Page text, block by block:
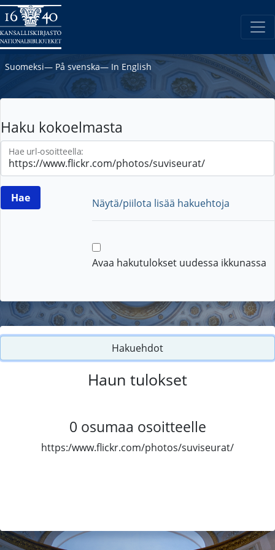
Suomeksi― På svenska― In English
Haku kokoelmasta
Hae url-osoitteella:
Näytä/piilota lisää hakuehtoja
Avaa hakutulokset uudessa ikkunassa
Hakuehdot
Haun tulokset
0 osumaa osoitteelle
https:/www.flickr.com/photos/suviseurat/